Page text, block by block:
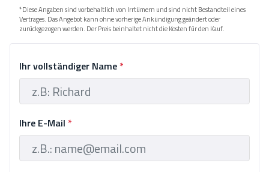
*Diese Angaben sind vorbehaltlich von Irrtümern und sind nicht Bestandteil eines
Vertrages. Das Angebot kann ohne vorherige Ankündigung geändert oder
zurückgezogen werden. Der Preis beinhaltet nicht die Kosten für den Kauf.
Ihr vollständiger Name *
Ihre E-Mail *